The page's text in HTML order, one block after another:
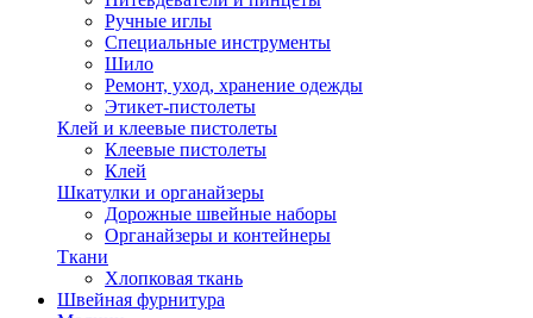
Ручные иглы
Специальные инструменты
Шило
Ремонт, уход, хранение одежды
Этикет-пистолеты
Клей и клеевые пистолеты
Клеевые пистолеты
Клей
Шкатулки и органайзеры
Дорожные швейные наборы
Органайзеры и контейнеры
Ткани
Хлопковая ткань
Швейная фурнитура